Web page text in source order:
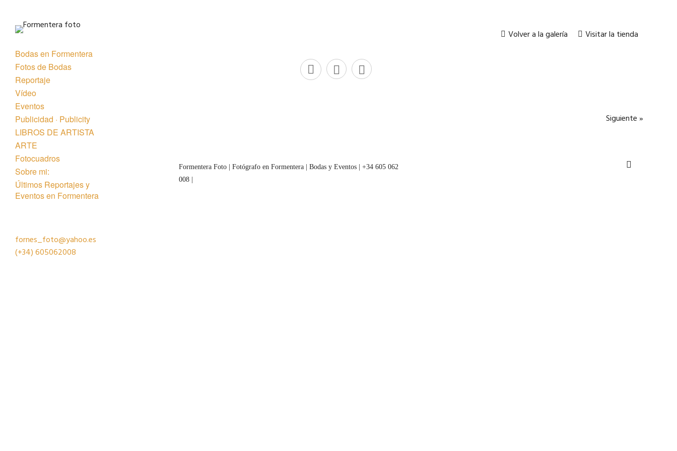
Bodas en Formentera
Fotos de Bodas
Reportaje
Vídeo
Eventos
Publicidad · Publicity
LIBROS DE ARTISTA
ARTE
Fotocuadros
Sobre mi:
Últimos Reportajes y
Eventos en Formentera
fornes_foto@yahoo.es
(+34)605062008
Volver a la galería Visitar la tienda
« Anterior Siguiente »
Formentera Foto | Fotógrafo en Formentera | Bodas y Eventos | +34 605 062
008 |